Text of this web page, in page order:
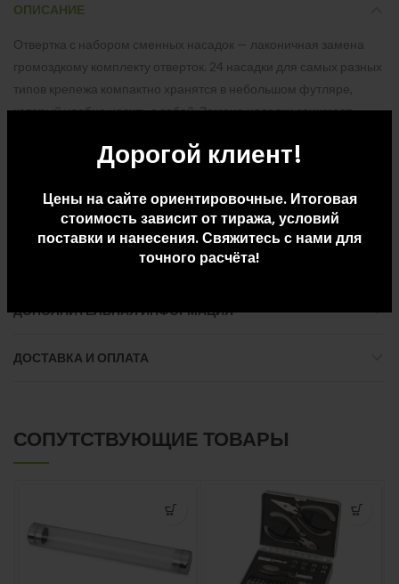
Дорогой клиент!
Цены на сайте ориентировочные. Итоговая
стоимость зависит от тиража, условий
поставки и нанесения. Свяжитесь с нами для
точного расчёта!
ОПИСАНИЕ
Отвертка с набором сменных насадок — лаконичная замена
громоздкому комплекту отверток. 24 насадки для самых разных
типов крепежа компактно хранятся в небольшом футляре,
который удобно носить с собой. Замена насадки занимает
превращает набор в функциональный бизнес-подарок.
Внимание, на изделии возможно наличие царапин. В связи с
этим цена на товар снижена, претензии, связанные с наличием
указанных дефектов, не принимаются.
ДОПОЛНИТЕЛЬНАЯ ИНФОРМАЦИЯ
ДОСТАВКА И ОПЛАТА
СОПУТСТВУЮЩИЕ ТОВАРЫ